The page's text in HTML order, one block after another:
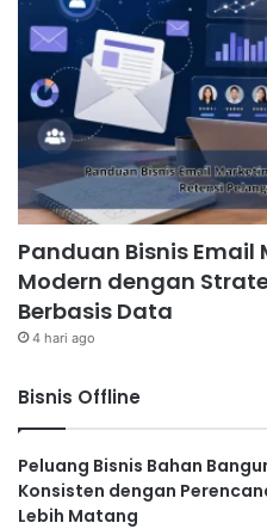
Panduan Bisnis
Modern dengan
Berbasis Data
4 hari ago
Bisnis Offline
Peluang Bisnis Bahan
Konsisten dengan
Lebih Matang